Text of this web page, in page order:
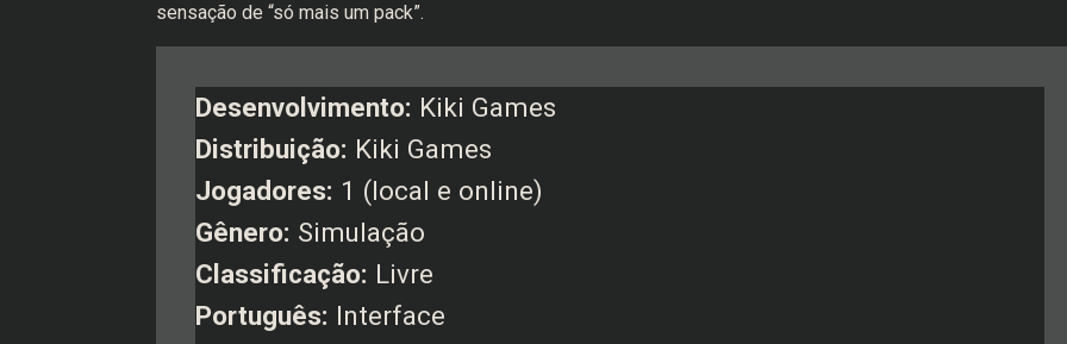
sensação de “só mais um pack”.
Desenvolvimento: Kiki Games
Distribuição: Kiki Games
Jogadores: 1 (local e online)
Gênero: Simulação
Classificação: Livre
Português: Interface